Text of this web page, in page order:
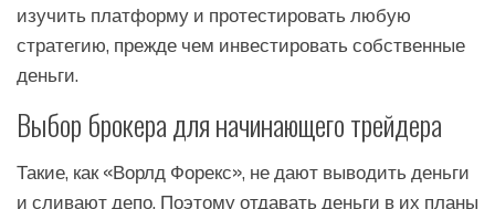
изучить платформу и протестировать любую
стратегию, прежде чем инвестировать собственные
деньги.
Выбор брокера для начинающего трейдера
Такие, как «Ворлд Форекс», не дают выводить деньги
и сливают депо. Поэтому отдавать деньги в их планы